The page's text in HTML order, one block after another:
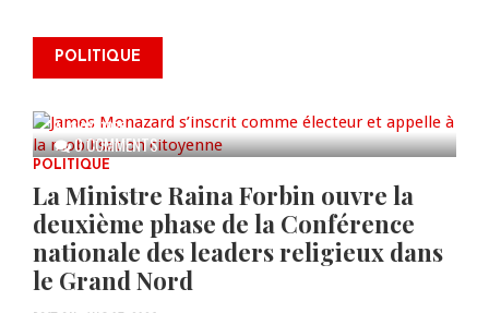
POLITIQUE
0 COMMENTS
James Monazard s’inscrit comme
électeur et appelle à la
AUG 07, 2026
POLITIQUE
La Ministre Raina Forbin ouvre la
deuxième phase de la Conférence
nationale des leaders religieux dans
le Grand Nord